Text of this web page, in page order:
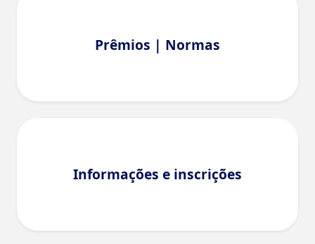
Prêmios | Normas
Informações e inscrições